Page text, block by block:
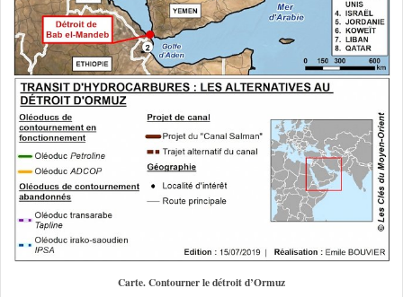
Carte. Contourner le détroit d’Ormuz